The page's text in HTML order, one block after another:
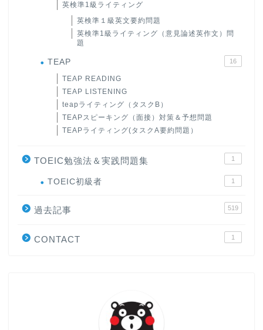
英検準1級ライティング
英検準１級英文要約問題
英検準1級ライティング（意見論述英作文）問
題
TEAP 16
TEAP READING
TEAP LISTENING
teapライティング（タスクB）
TEAPスピーキング（面接）対策＆予想問題
TEAPライティング(タスクA要約問題）
TOEIC勉強法＆実践問題集 1
TOEIC初級者 1
過去記事 519
CONTACT 1
大学入試英語対策講座